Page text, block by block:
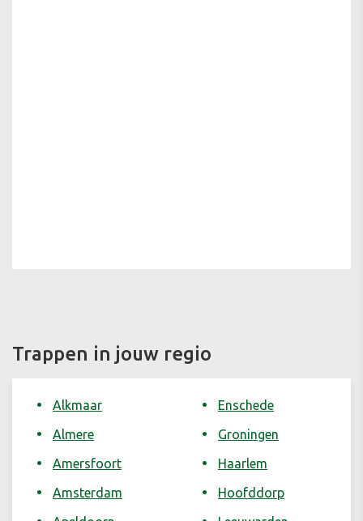
Trappen in jouw regio
Alkmaar
Almere
Amersfoort
Amsterdam
Enschede
Groningen
Haarlem
Hoofddorp